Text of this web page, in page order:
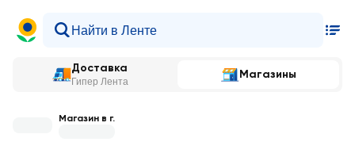
Доставка
Гипер Лента
Магазины
Магазин в г.